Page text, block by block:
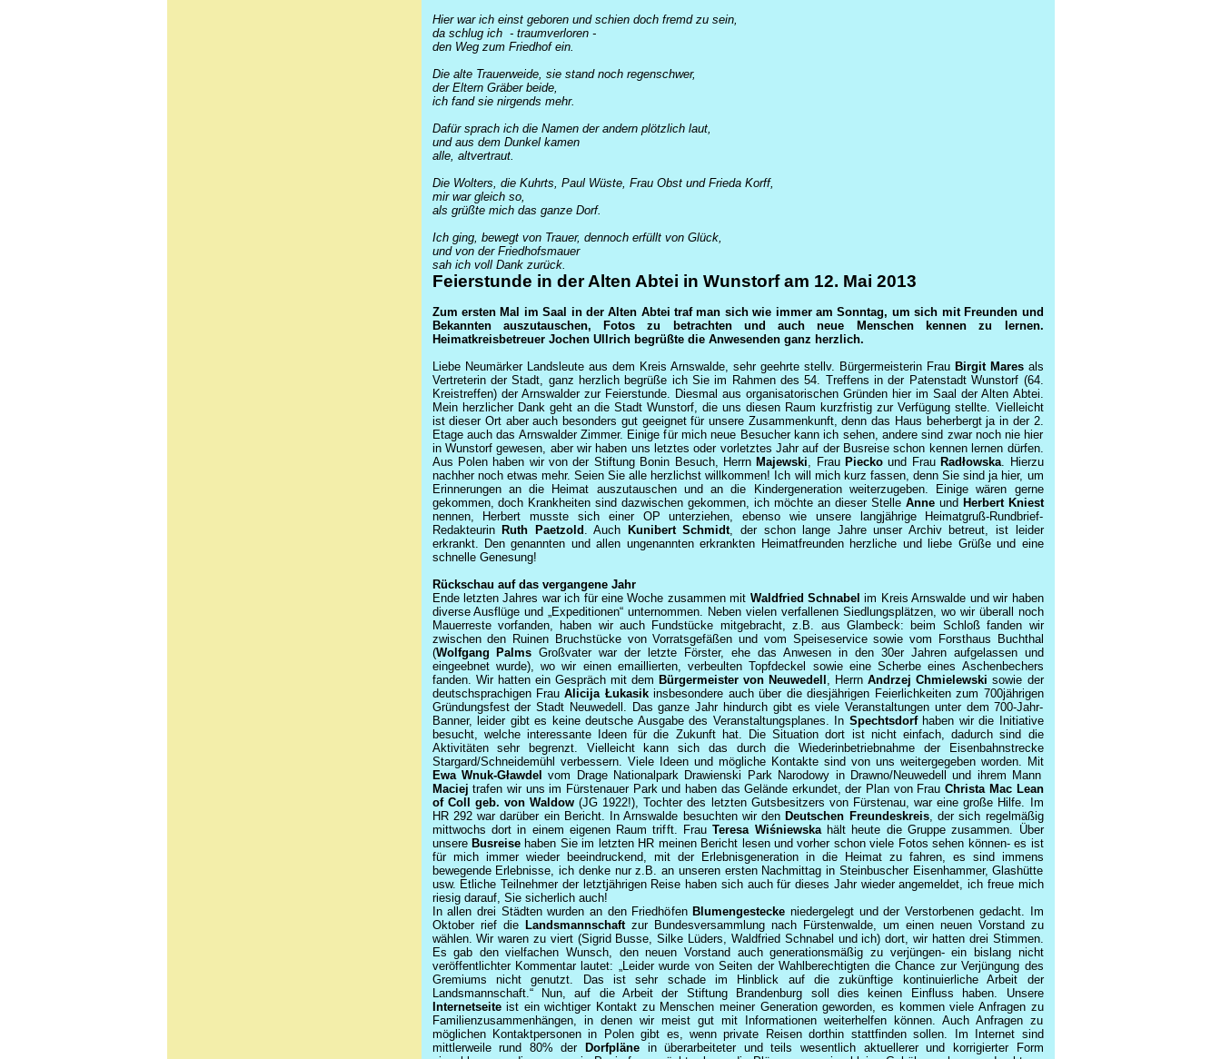
Hier war ich einst geboren und schien doch fremd zu sein,
da schlug ich - traumverloren -
den Weg zum Friedhof ein.
Die alte Trauerweide, sie stand noch regenschwer,
der Eltern Gräber beide,
ich fand sie nirgends mehr.
Dafür sprach ich die Namen der andern plötzlich laut,
und aus dem Dunkel kamen
alle, altvertraut.
Die Wolters, die Kuhrts, Paul Wüste, Frau Obst und Frieda Korff,
mir war gleich so,
als grüßte mich das ganze Dorf.
Ich ging, bewegt von Trauer, dennoch erfüllt von Glück,
und von der Friedhofsmauer
sah ich voll Dank zurück.
Feierstunde in der Alten Abtei in Wunstorf am 12. Mai 2013
Zum ersten Mal im Saal in der Alten Abtei traf man sich wie immer am Sonntag, um sich mit Freunden und
Bekannten auszutauschen, Fotos zu betrachten und auch neue Menschen kennen zu lernen.
Heimatkreisbetreuer Jochen Ullrich begrüßte die Anwesenden ganz herzlich.
Liebe Neumärker Landsleute aus dem Kreis Arnswalde, sehr geehrte stellv. Bürgermeisterin Frau Birgit Maresals
Vertreterin der Stadt, ganz herzlich begrüße ich Sie im Rahmen des 54. Treffens in der Patenstadt Wunstorf (64.
Kreistreffen) der Arnswalder zur Feierstunde. Diesmal aus organisatorischen Gründen hier im Saal der Alten Abtei.
Mein herzlicher Dank geht an die Stadt Wunstorf, die uns diesen Raum kurzfristig zur Verfügung stellte. Vielleicht
ist dieser Ort aber auch besonders gut geeignet für unsere Zusammenkunft, denn das Haus beherbergt ja in der 2.
Etage auch das Arnswalder Zimmer. Einige für mich neue Besucher kann ich sehen, andere sind zwar noch nie hier
in Wunstorf gewesen, aber wir haben uns letztes oder vorletztes Jahr auf der Busreise schon kennen lernen dürfen.
Aus Polen haben wir von der Stiftung Bonin Besuch, Herrn Majewski, Frau Piecko und Frau Radłowska. Hierzu
nachher noch etwas mehr. Seien Sie alle herzlichst willkommen! Ich will mich kurz fassen, denn Sie sind ja hier, um
Erinnerungen an die Heimat auszutauschen und an die Kindergeneration weiterzugeben. Einige wären gerne
gekommen, doch Krankheiten sind dazwischen gekommen, ich möchte an dieser Stelle Anne und Herbert Kniest
nennen, Herbert musste sich einer OP unterziehen, ebenso wie unsere langjährige Heimatgruß-Rundbrief-
Redakteurin Ruth Paetzold . Auch Kunibert Schmidt, der schon lange Jahre unser Archiv betreut, ist leider
erkrankt. Den genannten und allen ungenannten erkrankten Heimatfreunden herzliche und liebe Grüße und eine
schnelle Genesung!
Rückschau auf das vergangene Jahr
Endeletzten Jahres war ich für eine Woche zusammen mit Waldfried Schnabel im Kreis Arnswalde und wir haben
diverse Ausflüge und „Expeditionen“ unternommen. Neben vielen verfallenen Siedlungsplätzen, wo wir überall noch
Mauerreste vorfanden, haben wir auch Fundstücke mitgebracht, z.B. aus Glambeck: beim Schloß fanden wir
zwischen den Ruinen Bruchstücke von Vorratsgefäßen und vom Speiseservice sowie vom Forsthaus Buchthal
(Wolfgang Palms Großvater war der letzte Förster, ehe das Anwesen in den 30er Jahren aufgelassen und
eingeebnet wurde), wo wir einen emaillierten, verbeulten Topfdeckel sowie eine Scherbe eines Aschenbechers
fanden. Wir hatten ein Gespräch mit dem Bürgermeister von Neuwedell , HerrnAndrzej Chmielewski sowie der
deutschsprachigen FrauAlicija Łukasikinsbesondere auch über die diesjährigen Feierlichkeiten zum 700jährigen
Gründungsfest der Stadt Neuwedell. Das ganze Jahr hindurch gibt es viele Veranstaltungen unter dem 700-Jahr-
Banner, leider gibt es keine deutsche Ausgabe des Veranstaltungsplanes. In Spechtsdorfhaben wir die Initiative
besucht, welche interessante Ideen für die Zukunft hat. Die Situation dort ist nicht einfach, dadurch sind die
Aktivitäten sehr begrenzt. Vielleicht kann sich das durch die Wiederinbetriebnahme der Eisenbahnstrecke
Stargard/Schneidemühl verbessern. Viele Ideen und mögliche Kontakte sind von uns weitergegeben worden. Mit
Ewa Wnuk-Gławdel
vom Drage Nationalpark Drawienski Park Narodowy in Drawno/Neuwedell und ihrem Mann
Maciej trafen wir uns im Fürstenauer Park und haben das Gelände erkundet, der Plan von FrauChrista Mac Lean
of Coll geb. von Waldow(JG 1922!), Tochter des letzten Gutsbesitzers von Fürstenau, war eine große Hilfe. Im
HR 292 war darüber ein Bericht. In Arnswalde besuchten wir den Deutschen Freundeskreis, der sich regelmäßig
mittwochs dort in einem eigenen Raum trifft. FrauTeresa Wiśniewskahält heute die Gruppe zusammen. Über
unsereBusreisehaben Sie im letzten HR meinen Bericht lesen und vorher schon viele Fotos sehen können- es ist
für mich immer wieder beeindruckend, mit der Erlebnisgeneration in die Heimat zu fahren, es sind immens
bewegende Erlebnisse, ich denke nur z.B. an unseren ersten Nachmittag in Steinbuscher Eisenhammer, Glashütte
usw. Etliche Teilnehmer der letztjährigen Reise haben sich auch für dieses Jahr wieder angemeldet, ich freue mich
riesig darauf, Sie sicherlich auch!
In allen drei Städten wurden an den Friedhöfen Blumengestecke niedergelegt und der Verstorbenen gedacht. Im
Oktober rief dieLandsmannschaftzur Bundesversammlung nach Fürstenwalde, um einen neuen Vorstand zu
wählen. Wir waren zu viert (Sigrid Busse, Silke Lüders, Waldfried Schnabel und ich) dort, wir hatten drei Stimmen.
Es gab den vielfachen Wunsch, den neuen Vorstand auch generationsmäßig zu verjüngen- ein bislang nicht
veröffentlichter Kommentar lautet: „Leider wurde von Seiten der Wahlberechtigten die Chance zur Verjüngung des
Gremiums nicht genutzt. Das ist sehr schade im Hinblick auf die zukünftige kontinuierliche Arbeit der
Landsmannschaft.“ Nun, auf die Arbeit der Stiftung Brandenburg soll dies keinen Einfluss haben. Unsere
Internetseiteist ein wichtiger Kontakt zu Menschen meiner Generation geworden, es kommen viele Anfragen zu
Familienzusammenhängen, in denen wir meist gut mit Informationen weiterhelfen können. Auch Anfragen zu
möglichen Kontaktpersonen in Polen gibt es, wenn private Reisen dorthin stattfinden sollen. Im Internet sind
mittlerweile rund 80% der
Dorfplänein überarbeiteter und teils wesentlich aktuellerer und korrigierter Form